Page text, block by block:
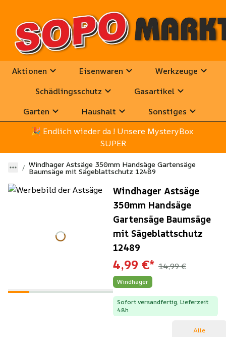
Aktionen Eisenwaren
Werkzeuge
Schädlingsschutz
Gasartikel
Garten
Haushalt
Sonstiges
🎉 Endlich wieder da ! Unsere MysteryBox
SUPER
Windhager Astsäge 350mm Handsäge Gartensäge
Baumsäge mit Sägeblattschutz 12489
Windhager Astsäge
350mm Handsäge
Gartensäge Baumsäge
mit Sägeblattschutz
12489
4,99 €* 14,99 €
Windhager
Sofort versandfertig, Lieferzeit
48h
Alle